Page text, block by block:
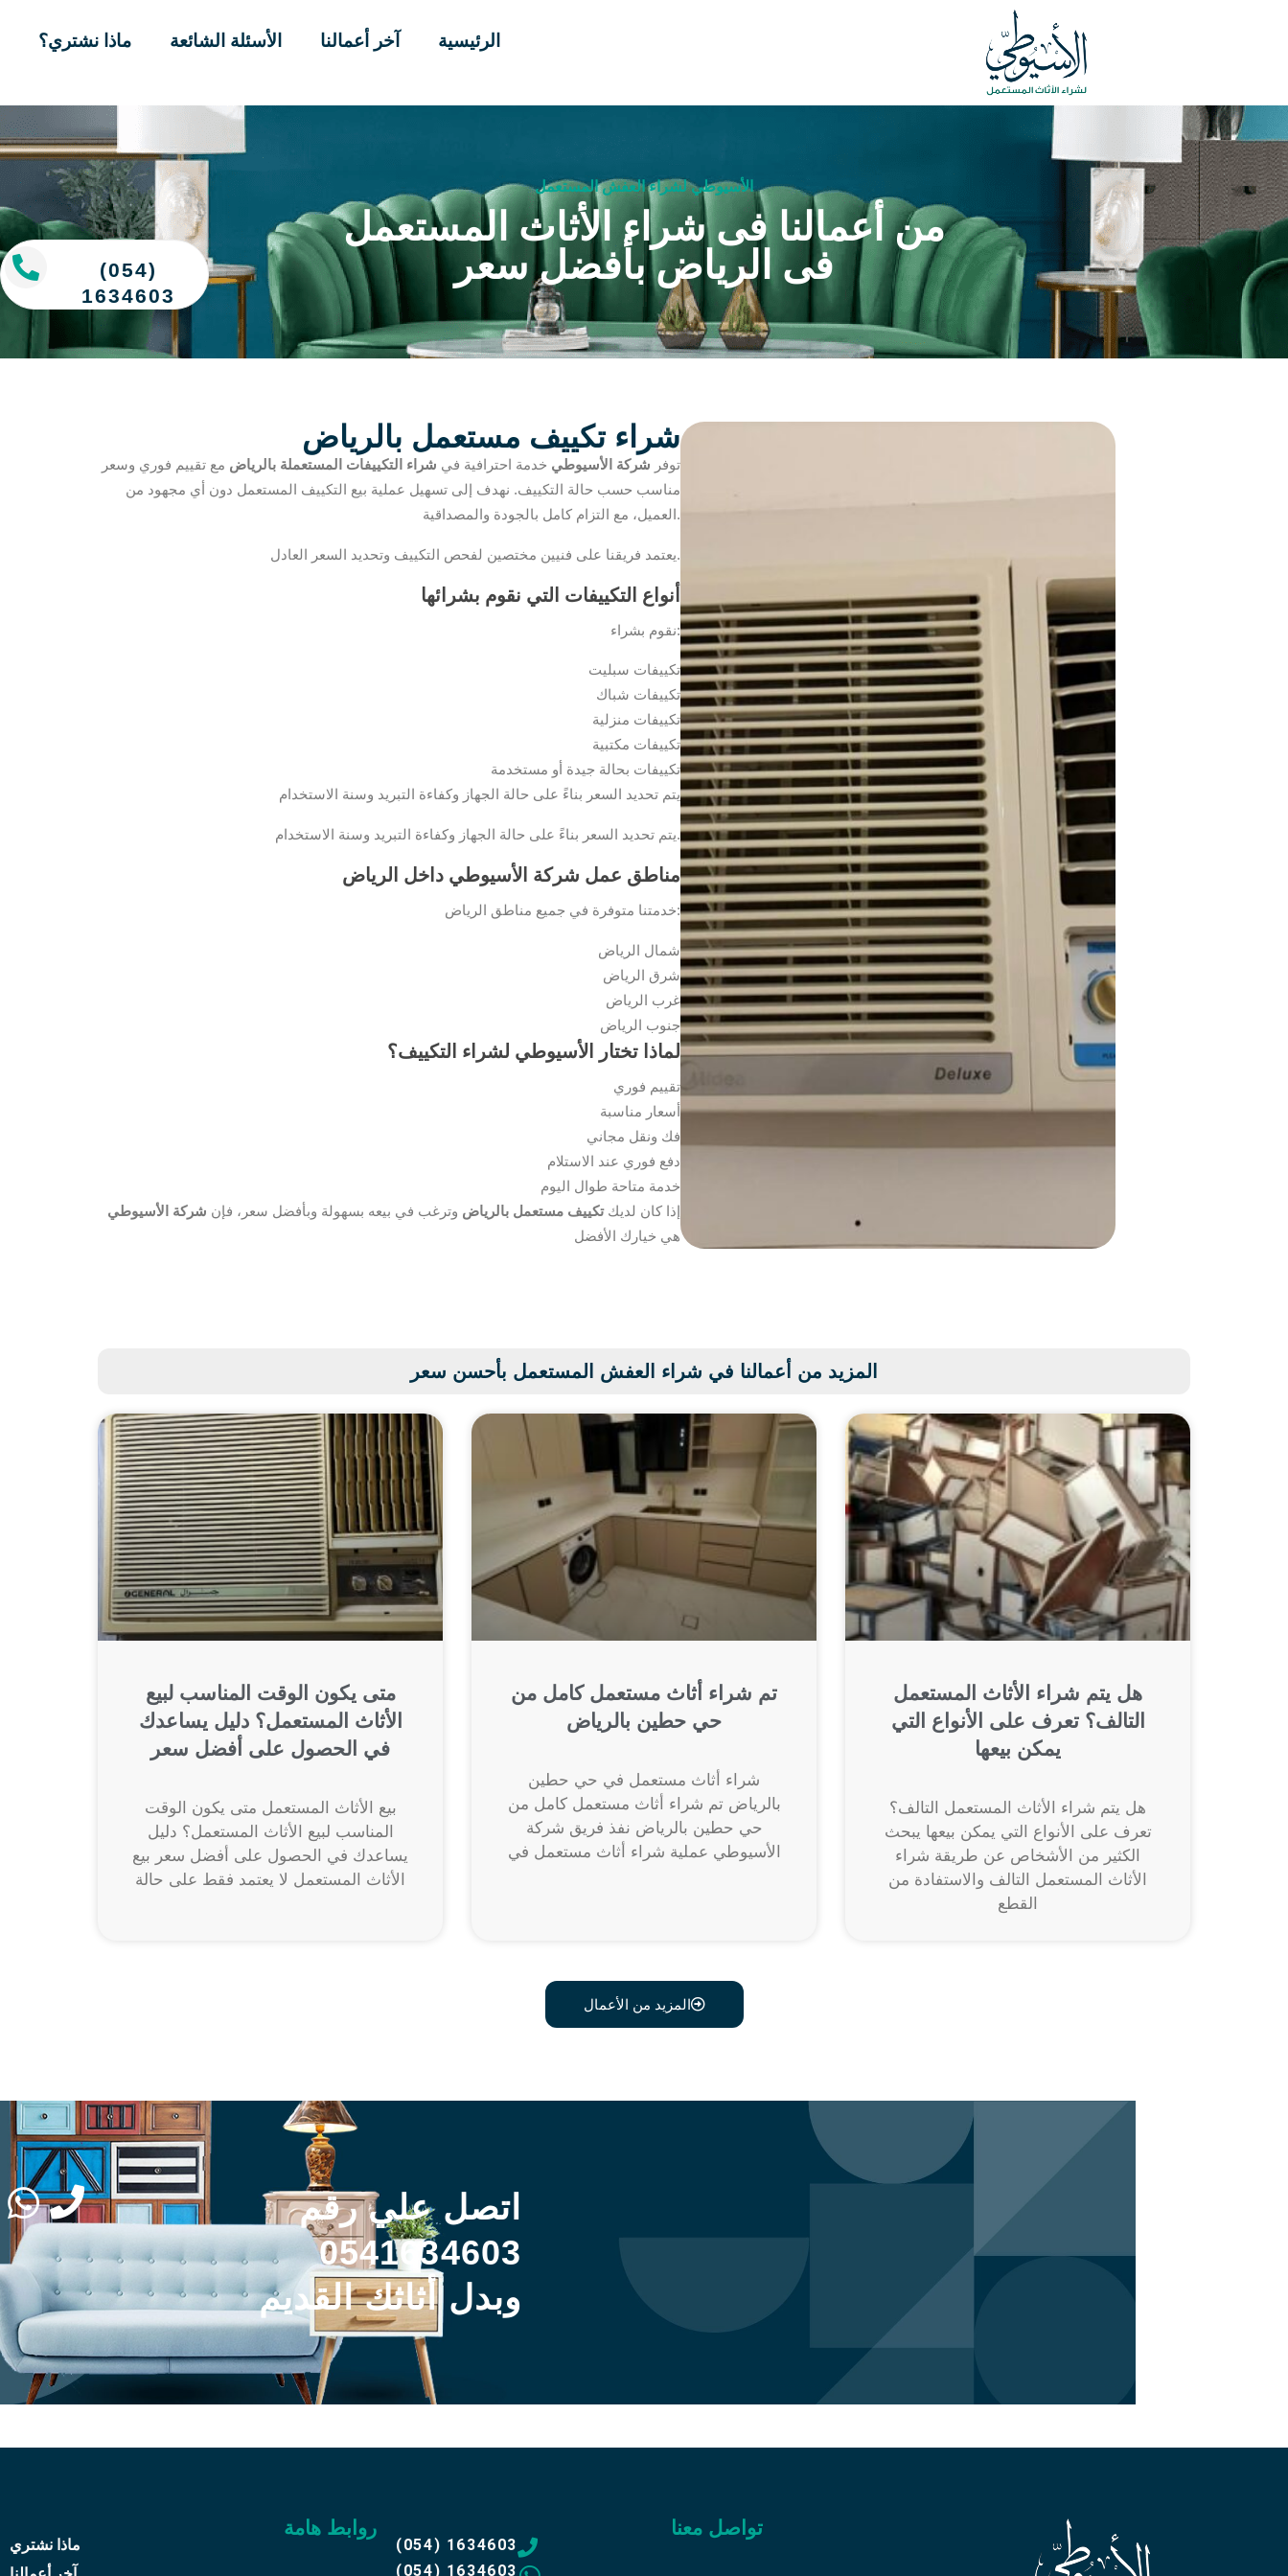
ماذا نشتري؟ الأسئلة الشائعة آخر أعمالنا الرئيسية
الأسيوطي لشراء العفش المستعمل
من أعمالنا فى شراء الأثاث المستعمل
فى الرياض بأفضل سعر
شراء تكييف مستعمل بالرياض
توفر شركة الأسيوطي خدمة احترافية في شراء التكييفات المستعملة بالرياض مع تقييم فوري وسعر
مناسب حسب حالة التكييف. نهدف إلى تسهيل عملية بيع التكييف المستعمل دون أي مجهود من
العميل، مع التزام كامل بالجودة والمصداقية.
يعتمد فريقنا على فنيين مختصين لفحص التكييف وتحديد السعر العادل.
أنواع التكييفات التي نقوم بشرائها
نقوم بشراء:
تكييفات سبليت
تكييفات شباك
تكييفات منزلية
تكييفات مكتبية
تكييفات بحالة جيدة أو مستخدمة
يتم تحديد السعر بناءً على حالة الجهاز وكفاءة التبريد وسنة الاستخدام
يتم تحديد السعر بناءً على حالة الجهاز وكفاءة التبريد وسنة الاستخدام.
مناطق عمل شركة الأسيوطي داخل الرياض
خدمتنا متوفرة في جميع مناطق الرياض:
شمال الرياض
شرق الرياض
غرب الرياض
جنوب الرياض
لماذا تختار الأسيوطي لشراء التكييف؟
تقييم فوري
أسعار مناسبة
فك ونقل مجاني
دفع فوري عند الاستلام
خدمة متاحة طوال اليوم
إذا كان لديكتكييف مستعمل بالرياض وترغب في بيعه بسهولة وبأفضل سعر، فإن شركة الأسيوطي
هي خيارك الأفضل
المزيد من أعمالنا في شراء العفش المستعمل بأحسن سعر
متى يكون الوقت المناسب لبيع
الأثاث المستعمل؟ دليل يساعدك
في الحصول على أفضل سعر
بيع الأثاث المستعمل متى يكون الوقت
المناسب لبيع الأثاث المستعمل؟ دليل
يساعدك في الحصول على أفضل سعر بيع
الأثاث المستعمل لا يعتمد فقط على حالة
تم شراء أثاث مستعمل كامل من
حي حطين بالرياض
شراء أثاث مستعمل في حي حطين
بالرياض تم شراء أثاث مستعمل كامل من
حي حطين بالرياض نفذ فريق شركة
الأسيوطي عملية شراء أثاث مستعمل في
هل يتم شراء الأثاث المستعمل
التالف؟ تعرف على الأنواع التي
يمكن بيعها
هل يتم شراء الأثاث المستعمل التالف؟
تعرف على الأنواع التي يمكن بيعها يبحث
الكثير من الأشخاص عن طريقة شراء
الأثاث المستعمل التالف والاستفادة من
القطع
المزيد من الأعمال
اتصل علي رقم
0541634603
وبدل أثاثك القديم
(054)
1634603
روابط هامة
ماذا نشتري
تواصل معنا
(054) 1634603
(054) 1634603